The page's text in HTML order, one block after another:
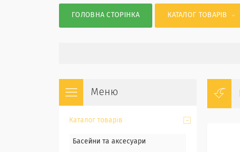
ГОЛОВНА СТОРІНКА КАТАЛОГ ТОВАРІВ
Каталог товарів
Басейни та аксесуари